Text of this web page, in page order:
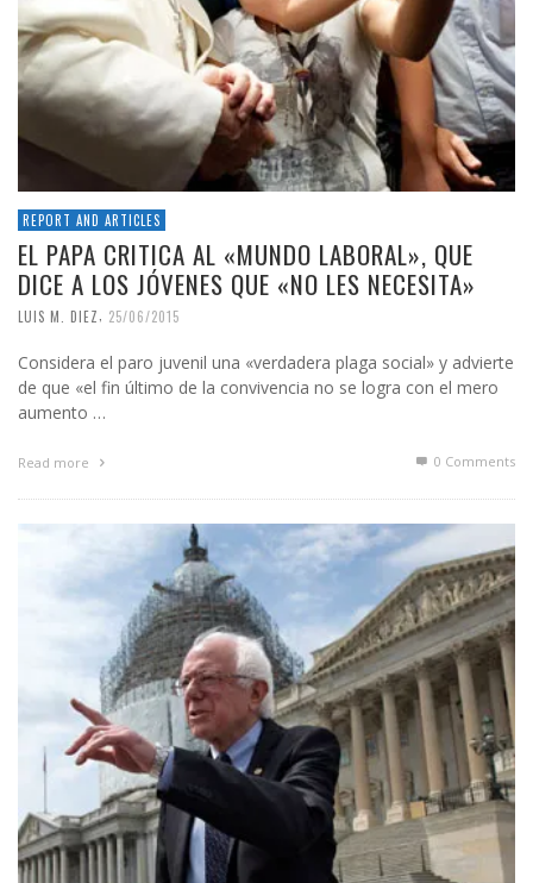
REPORT AND ARTICLES
EL PAPA CRITICA AL «MUNDO LABORAL», QUE
DICE A LOS JÓVENES QUE «NO LES NECESITA»
LUIS M. DIEZ 25/06/2015
Considera el paro juvenil una «verdadera plaga social» y advierte
de que «el fin último de la convivencia no se logra con el mero
aumento …
Read more 0 Comments